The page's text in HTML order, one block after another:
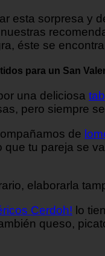
esta sorpresa y
éste se
para un San
una deliciosa
pero siempre
de
que tu pareja se
elaborarla
Cerdoh! lo
queso,